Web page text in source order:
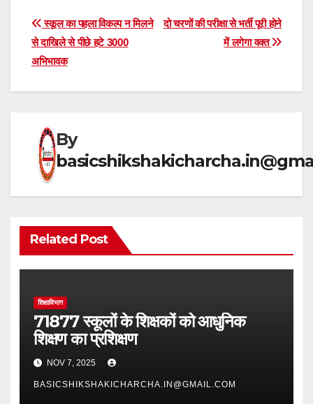
at
s
A
p
e
gr
m
c
e
o
ar
Post
navigation
दो चरणों की परीक्षा से भर्ती पूरी होने
में लगेगा वक्त
स्कूल का पहला विकल्प न मिलने
से दाखिले से पीछे हटे 3000
अभिभावक
By
Related Post
शिक्षाविभाग
71877 स्कूलों के शिक्षकों को आधुनिक
शिक्षण का प्रशिक्षण
NOV 7, 2025
BASICSHIKSHAKICHARCHA.IN@GMAIL.COM